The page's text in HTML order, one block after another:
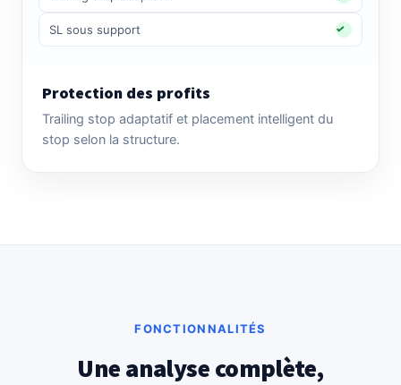
SL sous support
Protection des profits
Trailing stop adaptatif et placement intelligent du
stop selon la structure.
FONCTIONNALITÉS
Une analyse complète,